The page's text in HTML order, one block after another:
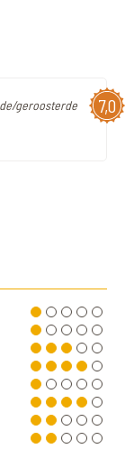
7,0
geroosterde